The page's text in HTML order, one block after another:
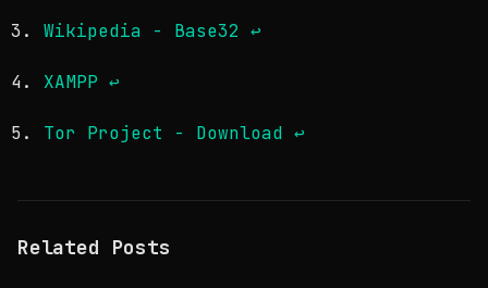
Wikipedia - Base32 ↩
XAMPP ↩
Tor Project - Download ↩
Related Posts